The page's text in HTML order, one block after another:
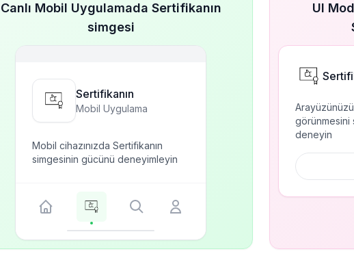
Canlı Mobil Uygulamada Sertifikanın
simgesi
Sertifikanın
Mobil Uygulama
Mobil cihazınızda Sertifikanın
simgesinin gücünü deneyimleyin
UI
görünmesini
deneyin